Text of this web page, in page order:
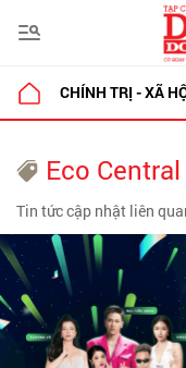
CHÍNH TRỊ - XÃ
Eco
Tin tức cập nhật liên